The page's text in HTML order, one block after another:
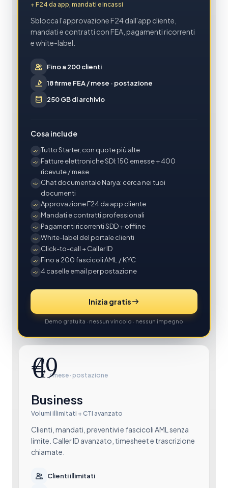
+ F24 da app, mandati e incassi
Sblocca l'approvazione F24 dall'app cliente,
mandati e contratti con FEA, pagamenti ricorrenti
e white-label.
Fino a 200 clienti
18 firme FEA / mese · postazione
250 GB di archivio
Cosa include
Tutto Starter, con quote più alte
Fatture elettroniche SDI: 150 emesse + 400
ricevute / mese
Chat documentale Narya: cerca nei tuoi
documenti
Approvazione F24 da app cliente
Mandati e contratti professionali
Pagamenti ricorrenti SDD + offline
White-label del portale clienti
Click-to-call + Caller ID
Fino a 200 fascicoli AML / KYC
4 caselle email per postazione
Inizia gratis
Demo gratuita · nessun vincolo · nessun impegno
€ / mese · postazione
Business
Volumi illimitati + CTI avanzato
Clienti, mandati, preventivi e fascicoli AML senza
limite. Caller ID avanzato, timesheet e trascrizione
chiamate.
Clienti illimitati